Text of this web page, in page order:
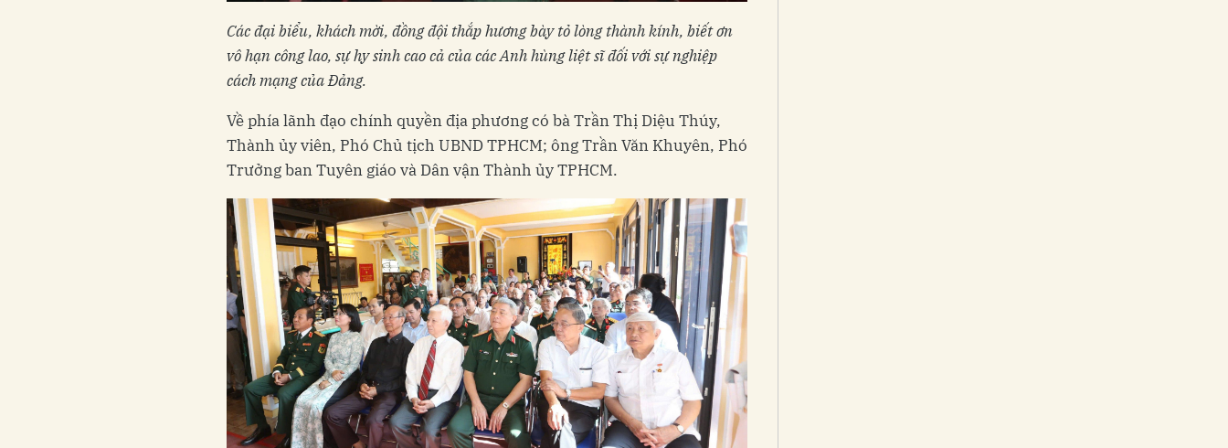
Các đại biểu, khách mời, đồng đội thắp hương bày tỏ lòng thành kính, biết ơn
vô hạn công lao, sự hy sinh cao cả của các Anh hùng liệt sĩ đối với sự nghiệp
cách mạng của Đảng.
Về phía lãnh đạo chính quyền địa phương có bà Trần Thị Diệu Thúy,
Thành ủy viên, Phó Chủ tịch UBND TPHCM; ông Trần Văn Khuyên, Phó
Trưởng ban Tuyên giáo và Dân vận Thành ủy TPHCM.